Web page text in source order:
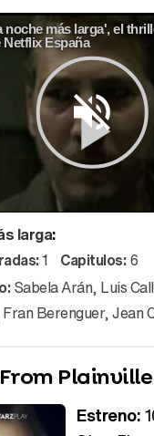
noche más larga', el
España
larga:
1 Capitulos:6
Sabela Arán, Luis
Fran Berenguer,Jean
Plainville
Estreno: